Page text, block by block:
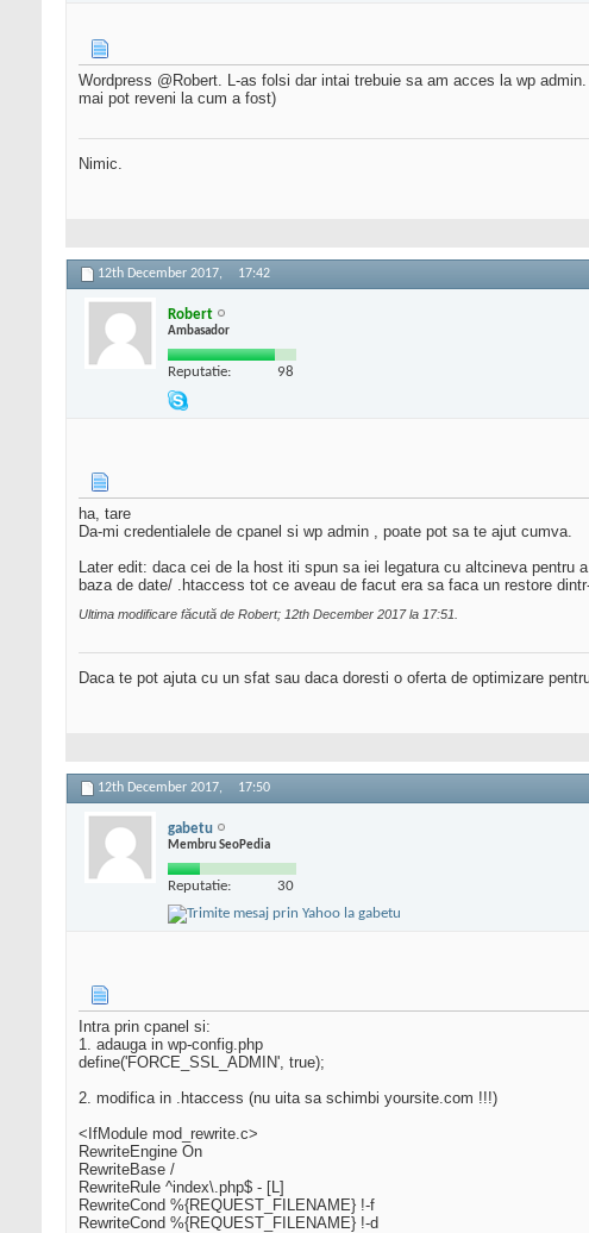
Wordpress @Robert. L-as folsi dar intai trebuie sa am acces la wp
mai pot reveni la cum a fost)
Nimic.
12th December 2017, 17:42
Robert
Ambasador
Reputatie: 98
ha, tare
Da-mi credentialele de cpanel si wp admin , poate pot sa te ajut cumva.
Later edit: daca cei de la host iti spun sa iei legatura cu altcineva
baza de date/ .htaccess tot ce aveau de facut era sa faca un restore
Ultima modificare făcută de Robert; 12th December 2017 la 17:51
Daca te pot ajuta cu un sfat sau daca doresti o oferta de optimizare
12th December 2017, 17:50
gabetu
Membru SeoPedia
Reputatie: 30
Intra prin cpanel si:
1. adauga in wp-config.php
define('FORCE_SSL_ADMIN', true);
2. modifica in .htaccess (nu uita sa schimbi yoursite.com !!!)
<IfModule mod_rewrite.c>
RewriteEngine On
RewriteBase /
RewriteRule ^index\.php$ - [L]
RewriteCond %{REQUEST_FILENAME} !-f
RewriteCond %{REQUEST_FILENAME} !-d